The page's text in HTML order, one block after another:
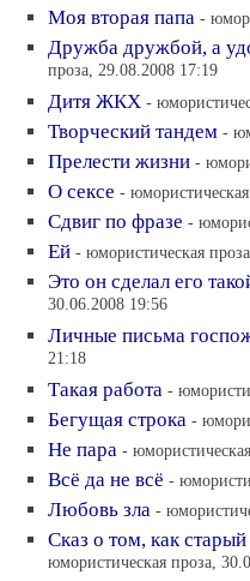
Моя вторая папа -
Дружба дружбой, а
проза, 29.08.2008 17:19
Дитя ЖКХ -
Творческий тандем -
Прелести жизни -
О сексе -
Сдвиг по фразе -
Ей - юмористическая
Это он сделал его
30.06.2008 19:56
Личные письма
21:18
Такая работа -
Бегущая строка -
Не пара -
Всё да не всё -
Любовь зла -
Сказ о том, как
юмористическая проза,